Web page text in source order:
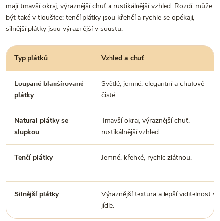
mají tmavší okraj, výraznější chuť a rustikálnější vzhled. Rozdíl může
být také v tloušťce: tenčí plátky jsou křehčí a rychle se opékají,
silnější plátky jsou výraznější v soustu.
Typ plátků Vzhled a chuť
Loupané blanšírované
plátky
Světlé, jemné, elegantní a chuťově
čisté.
Natural plátky se
slupkou
Tmavší okraj, výraznější chuť,
rustikálnější vzhled.
Tenčí plátky Jemné, křehké, rychle zlátnou.
Silnější plátky
Výraznější textura a lepší viditelnost v
jídle.